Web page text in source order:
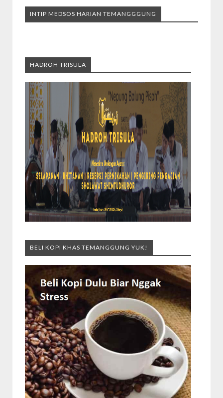
INTIP MEDSOS HARIAN TEMANGGGUNG
HADROH TRISULA
BELI KOPI KHAS TEMANGGUNG YUK!